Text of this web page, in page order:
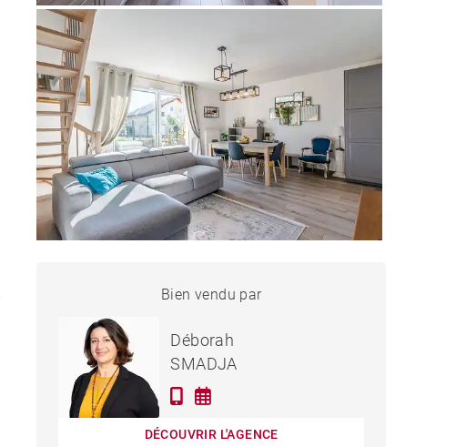
MAISON PUBLIER - 84 M²
Bien vendu par
Déborah
SMADJA
DÉCOUVRIR L'AGENCE